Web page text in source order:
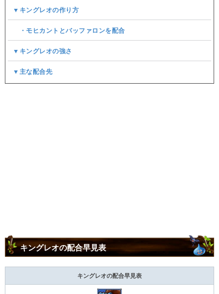
▼キングレオの作り方
・モヒカントとバッファロンを配合
▼キングレオの強さ
▼主な配合先
キングレオの配合早見表
キングレオの配合早見表